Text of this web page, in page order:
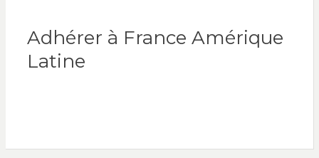
Adhérer à France Amérique
Latine